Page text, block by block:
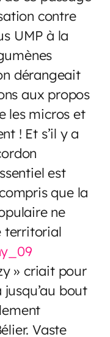
contre
UMP à la
dérangeait
aux propos
les micros et
! Et s’il y a
est
que la
ne
territorial
» criait pour
bout
Vaste